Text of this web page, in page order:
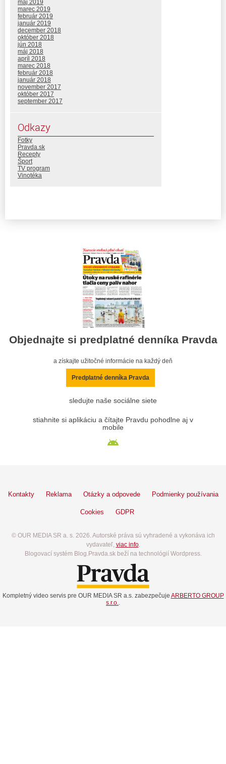
máj 2019
marec 2019
február 2019
január 2019
december 2018
október 2018
jún 2018
máj 2018
apríl 2018
marec 2018
február 2018
január 2018
november 2017
október 2017
september 2017
Odkazy
Fotky
Pravda.sk
Recepty
Šport
TV program
Vinotéka
Objednajte si predplatné denníka Pravda
a získajte užitočné informácie na každý deň
Predplatné denníka Pravda
sledujte naše sociálne siete
stiahnite si aplikáciu a čítajte Pravdu pohodlne aj v
mobile
Kontakty Reklama Otázky a odpovede Podmienky používania
Cookies GDPR
© OUR MEDIA SR a. s. 2026. Autorské práva sú vyhradené a vykonáva ich
vydavateľ, viac info.
Blogovací systém Blog.Pravda.sk beží na technológií Wordpress.
Kompletný video servis pre OUR MEDIA SR a.s. zabezpečuje ARBERTO GROUP
s.r.o..